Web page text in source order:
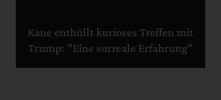
Kane enthüllt kurioses Treffen mit
Trump: "Eine surreale Erfahrung"